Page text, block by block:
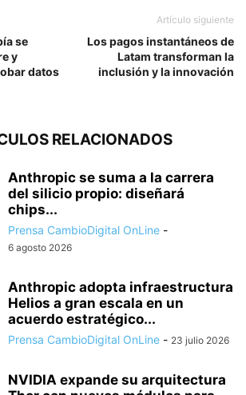
se
y
datos
Artículo siguiente
Los pagos instantáneos de
Latam transforman la
inclusión y la innovación
RELACIONADOS
Anthropic se suma a la carrera
del silicio propio: diseñará
chips...
Prensa CambioDigital OnLine -
6 agosto 2026
Anthropic adopta infraestructura
Helios a gran escala en un
acuerdo estratégico...
Prensa CambioDigital OnLine - 23 julio 2026
NVIDIA expande su arquitectura